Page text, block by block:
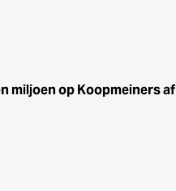
miljoen op Koopmeiners af